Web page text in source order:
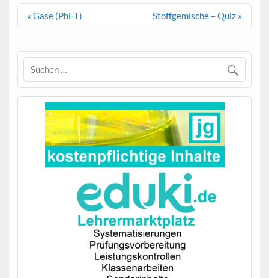
Beitragsnavigation
« Gase (PhET) Stoffgemische – Quiz »